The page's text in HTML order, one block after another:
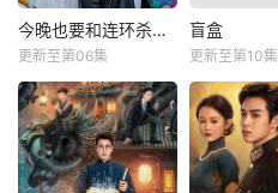
今晚也要和连环杀手约会
更新至第06集
盲盒
更新至第10集